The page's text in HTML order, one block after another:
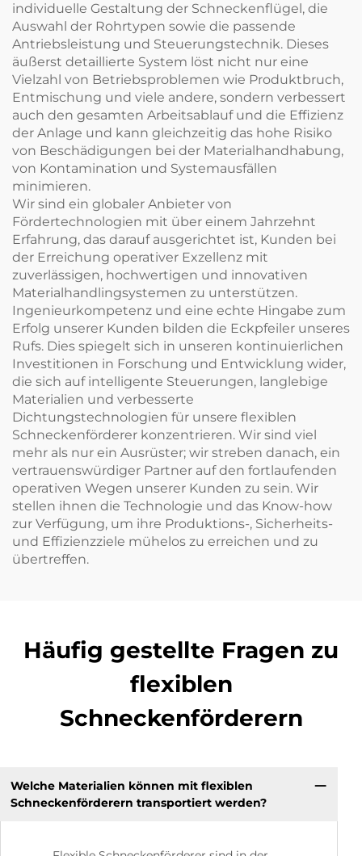
individuelle Gestaltung der Schneckenflügel, die
Auswahl der Rohrtypen sowie die passende
Antriebsleistung und Steuerungstechnik. Dieses
äußerst detaillierte System löst nicht nur eine
Vielzahl von Betriebsproblemen wie Produktbruch,
Entmischung und viele andere, sondern verbessert
auch den gesamten Arbeitsablauf und die Effizienz
der Anlage und kann gleichzeitig das hohe Risiko
von Beschädigungen bei der Materialhandhabung,
von Kontamination und Systemausfällen
minimieren.
Wir sind ein globaler Anbieter von
Fördertechnologien mit über einem Jahrzehnt
Erfahrung, das darauf ausgerichtet ist, Kunden bei
der Erreichung operativer Exzellenz mit
zuverlässigen, hochwertigen und innovativen
Materialhandlingsystemen zu unterstützen.
Ingenieurkompetenz und eine echte Hingabe zum
Erfolg unserer Kunden bilden die Eckpfeiler unseres
Rufs. Dies spiegelt sich in unseren kontinuierlichen
Investitionen in Forschung und Entwicklung wider,
die sich auf intelligente Steuerungen, langlebige
Materialien und verbesserte
Dichtungstechnologien für unsere flexiblen
Schneckenförderer konzentrieren. Wir sind viel
mehr als nur ein Ausrüster; wir streben danach, ein
vertrauenswürdiger Partner auf den fortlaufenden
operativen Wegen unserer Kunden zu sein. Wir
stellen ihnen die Technologie und das Know-how
zur Verfügung, um ihre Produktions-, Sicherheits-
und Effizienzziele mühelos zu erreichen und zu
übertreffen.
Häufig gestellte Fragen zu
flexiblen
Schneckenförderern
Welche Materialien können mit flexiblen
Schneckenförderern transportiert werden?